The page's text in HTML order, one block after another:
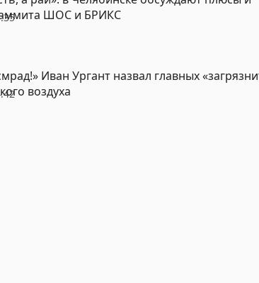
ШОС и БРИКС
Иван Ургант назвал главных
воздуха